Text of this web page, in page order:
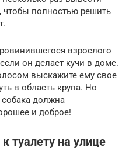
чтобы полностью решить
взрослого
он делает кучи в доме.
выскажите ему свое
в область крупа. Но
собака должна
и доброе!
туалету на улице